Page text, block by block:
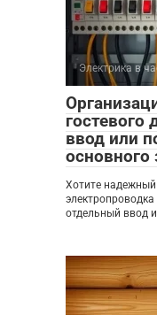
Электрика в
гостевого
ввод или
основного
Хотите надежный
отдельный ввод